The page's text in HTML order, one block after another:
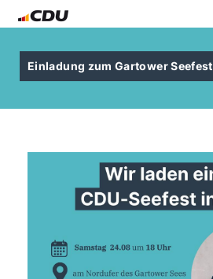
Einladung zum Gartower Seefest